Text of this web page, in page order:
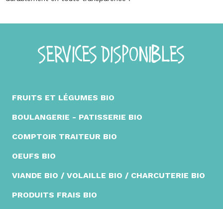
SERVICES DISPONIBLES
FRUITS ET LÉGUMES BIO
BOULANGERIE - PATISSERIE BIO
COMPTOIR TRAITEUR BIO
OEUFS BIO
VIANDE BIO / VOLAILLE BIO / CHARCUTERIE BIO
PRODUITS FRAIS BIO